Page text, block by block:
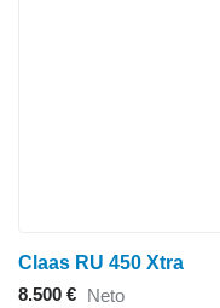
Claas RU 450 Xtra
8.500 € Neto